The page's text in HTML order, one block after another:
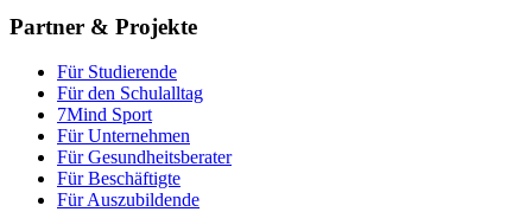
Partner & Projekte
Für Stu­die­rende
Für den Schulalltag
7Mind Sport
Für Unter­neh­men
Für Gesund­heits­be­ra­ter
Für Beschäftigte
Für Auszubildende